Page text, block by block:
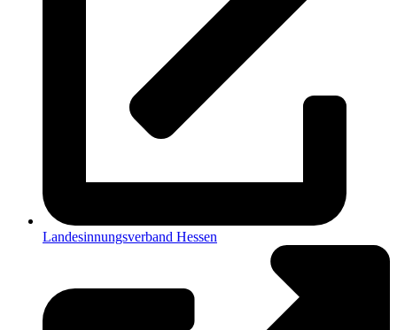
Landesinnungsverband Hessen